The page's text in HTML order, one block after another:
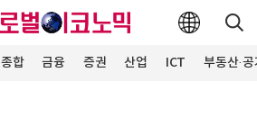
종합 금융 증권 산업 ICT 부동산·